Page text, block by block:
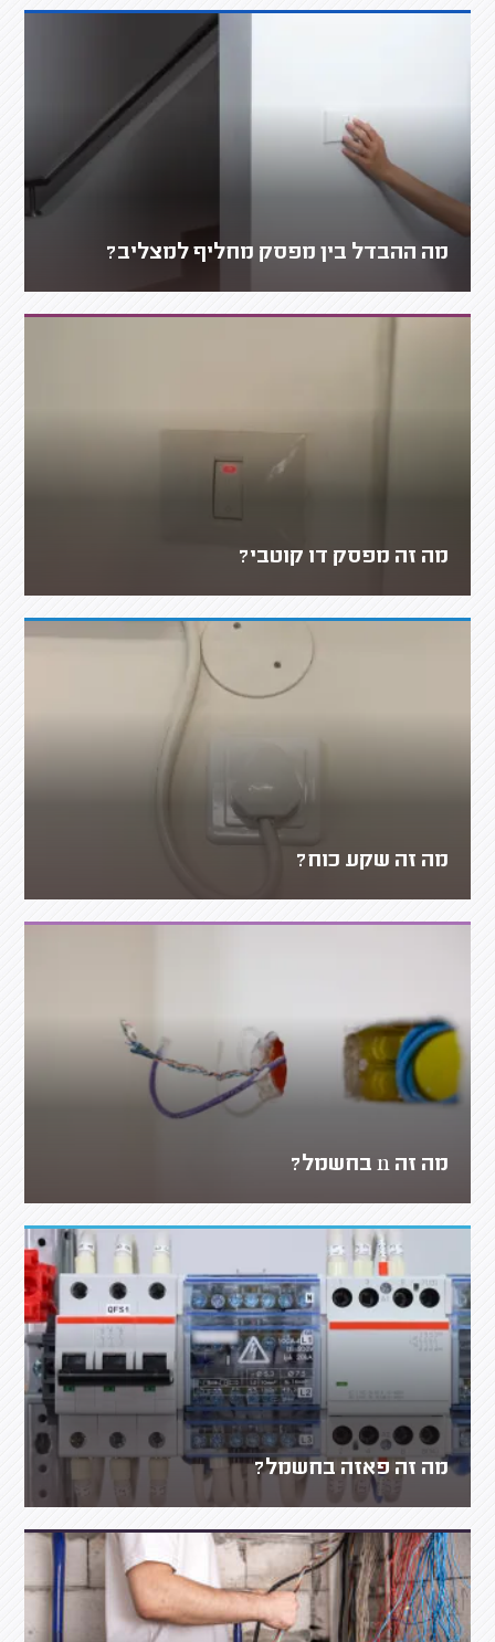
מה ההבדל בין מפסק מחליף למצליב?
מה זה מפסק דו קוטבי?
מה זה שקע כוח?
מה זה n בחשמל?
מה זה פאזה בחשמל?